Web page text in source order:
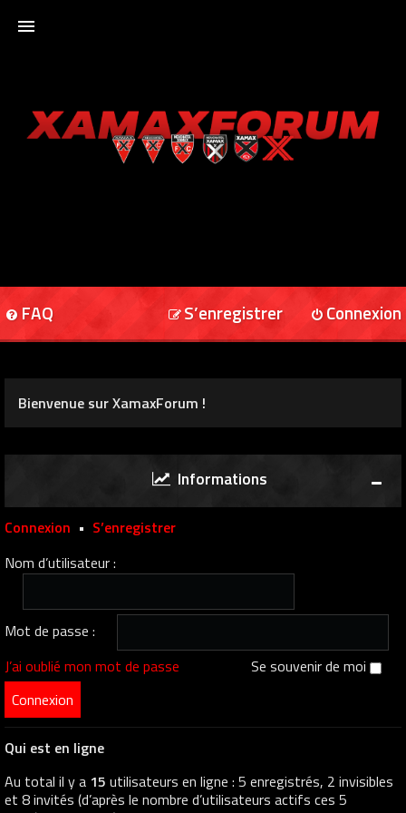
XAMAXFORUM
FAQ Connexion
S’enregistrer
Bienvenue sur XamaxForum !
Informations
Connexion • S’enregistrer
Nom d’utilisateur :
Mot de passe :
J’ai oublié mon mot de passe
Se souvenir de moi
Qui est en ligne
Au total il y a 15 utilisateurs en ligne : 5 enregistrés, 2 invisibles
et 8 invités (d’après le nombre d’utilisateurs actifs ces 5